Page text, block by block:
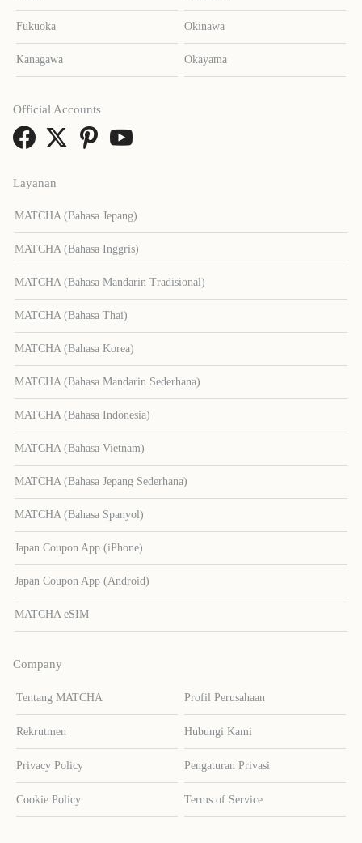
Fukuoka Okinawa
Kanagawa Okayama
Layanan
MATCHA (Bahasa Jepang)
MATCHA (Bahasa Inggris)
MATCHA (Bahasa Mandarin Tradisional)
MATCHA (Bahasa Thai)
MATCHA (Bahasa Korea)
MATCHA (Bahasa Mandarin Sederhana)
MATCHA (Bahasa Indonesia)
MATCHA (Bahasa Vietnam)
MATCHA (Bahasa Jepang Sederhana)
MATCHA (Bahasa Spanyol)
Japan Coupon App (iPhone)
Japan Coupon App (Android)
MATCHA eSIM
Company
Tentang MATCHA Profil Perusahaan
Rekrutmen Hubungi Kami
Privacy Policy Pengaturan Privasi
Cookie Policy Terms of Service
Official Accounts